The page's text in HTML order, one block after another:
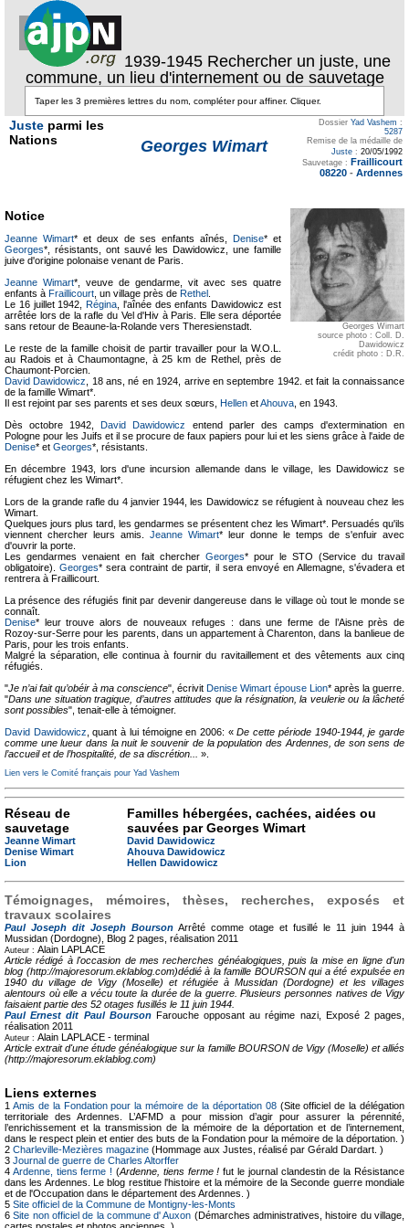
1939-1945 Rechercher un juste, une
commune, un lieu d'internement ou de sauvetage
Juste parmi les
Nations
Georges Wimart
Dossier Yad Vashem :
5287
Remise de la médaille de
Juste : 20/05/1992
Sauvetage : Fraillicourt
08220 - Ardennes
Georges Wimart
source photo : Coll. D.
Dawidowicz
crédit photo : D.R.
Notice
Jeanne Wimart* et deux de ses enfants aînés,Denise* et
Georges*, résistants, ont sauvé les Dawidowicz, une famille
juive d'origine polonaise venant de Paris.
Jeanne Wimart*, veuve de gendarme, vit avec ses quatre
enfants à Fraillicourt , un village près de Rethel
Le 16 juillet 1942,Régina , l'aînée des enfants Dawidowicz est
arrêtée lors de la rafle du Vel d'Hiv à Paris. Elle sera déportée
sans retour de Beaune-la-Rolande vers Theresienstadt.
Le reste de la famille choisit de partir travailler pour la W.O.L.
au Radois et à Chaumontagne, à 25 km de Rethel, près de
Chaumont-Porcien.
David Dawidowicz
, 18 ans, né en 1924, arrive en septembre 1942. et fait la connaissance
de la famille Wimart*.
Il est rejoint par ses parents et ses deux sœurs, Hellen etAhouva , en 1943.
Dès octobre 1942,David Dawidowicz
entend parler des camps d'extermination en
Pologne pour les Juifs et il se procure de faux papiers pour lui et les siens grâce à l'aide de
Denise* et Georges*, résistants.
En décembre 1943, lors d'une incursion allemande dans le village, les Dawidowicz se
réfugient chez les Wimart*.
Lors de la grande rafle du 4 janvier 1944, les Dawidowicz se réfugient à nouveau chez les
Wimart.
Quelques jours plus tard, les gendarmes se présentent chez les Wimart*. Persuadés qu'ils
viennent chercher leurs amis. Jeanne Wimart* leur donne le temps de s'enfuir avec
d'ouvrir la porte.
Les gendarmes venaient en fait chercher Georges* pour le STO (Service du travail
obligatoire).Georges* sera contraint de partir, il sera envoyé en Allemagne, s'évadera et
rentrera à Fraillicourt.
La présence des réfugiés finit par devenir dangereuse dans le village où tout le monde se
connaît.
Denise* leur trouve alors de nouveaux refuges : dans une ferme de l’Aisne près de
Rozoy-sur-Serre pour les parents, dans un appartement à Charenton, dans la banlieue de
Paris, pour les trois enfants.
Malgré la séparation, elle continua à fournir du ravitaillement et des vêtements aux cinq
réfugiés.
"Je n’ai fait qu’obéir à ma conscience", écrivit Denise Wimart épouse Lion* après la guerre.
"Dans une situation tragique, d’autres attitudes que la résignation, la veulerie ou la lâcheté
sont possibles", tenait-elle à témoigner.
David Dawidowicz , quant à lui témoigne en 2006: «De cette période 1940-1944, je garde
comme une lueur dans la nuit le souvenir de la population des Ardennes, de son sens de
l’accueil et de l’hospitalité, de sa discrétion...
».
Lien vers le Comité français pour Yad Vashem
Réseau de
sauvetage
Jeanne Wimart
Denise Wimart
Lion
Familles hébergées, cachées, aidées ou
sauvées par Georges Wimart
David Dawidowicz
Ahouva Dawidowicz
Hellen Dawidowicz
Témoignages, mémoires, thèses, recherches, exposés et
travaux scolaires
Paul Joseph dit Joseph Bourson Arrêté comme otage et fusillé le 11 juin 1944 à
Mussidan (Dordogne), Blog 2 pages, réalisation 2011
Auteur : Alain LAPLACE
Article rédigé à l'occasion de mes recherches généalogiques, puis la mise en ligne d'un
blog (http://majoresorum.eklablog.com)dédié à la famille BOURSON qui a été expulsée en
1940 du village de Vigy (Moselle) et réfugiée à Mussidan (Dordogne) et les villages
alentours où elle a vécu toute la durée de la guerre. Plusieurs personnes natives de Vigy
faisaient partie des 52 otages fusillés le 11 juin 1944.
Paul Ernest dit Paul BoursonFarouche opposant au régime nazi, Exposé 2 pages,
réalisation 2011
Auteur : Alain LAPLACE - terminal
Article extrait d'une étude généalogique sur la famille BOURSON de Vigy (Moselle) et alliés
(http://majoresorum.eklablog.com)
Liens externes
1 Amis de la Fondation pour la mémoire de la déportation 08(Site officiel de la délégation
territoriale des Ardennes. L’AFMD a pour mission d’agir pour assurer la pérennité,
l’enrichissement et la transmission de la mémoire de la déportation et de l’internement,
dans le respect plein et entier des buts de la Fondation pour la mémoire de la déportation. )
2 Charleville-Mezières magazine (Hommage aux Justes, réalisé par Gérald Dardart. )
3 Journal de guerre de Charles Altorffer
4 Ardenne, tiens ferme ! (Ardenne, tiens ferme ! fut le journal clandestin de la Résistance
dans les Ardennes. Le blog restitue l'histoire et la mémoire de la Seconde guerre mondiale
et de l'Occupation dans le département des Ardennes. )
5 Site officiel de la Commune de Montigny-les-Monts
6Site non officiel de la commune d' Auxon (Démarches administratives, histoire du village,
cartes postales et photos anciennes. )